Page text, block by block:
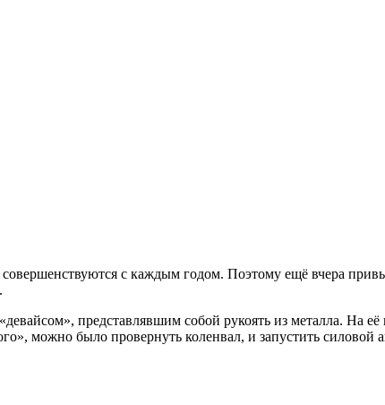
совершенствуются с каждым годом. Поэтому ещё вчера
представлявшим собой рукоять из металла. На
можно было провернуть коленвал, и запустить силовой